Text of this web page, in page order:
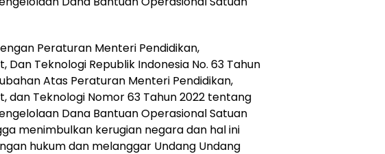
Peraturan Menteri Pendidikan,
Dan Teknologi Republik Indonesia No. 63 Tahun
Atas Peraturan Menteri Pendidikan,
dan Teknologi Nomor 63 Tahun 2022 tentang
Dana Bantuan Operasional Satuan
menimbulkan kerugian negara dan hal ini
hukum dan melanggar Undang Undang